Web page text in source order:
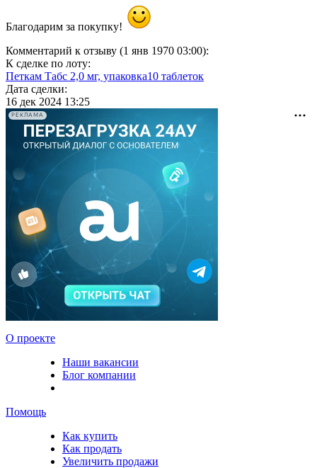
Благодарим за покупку!
Комментарий к отзыву (1 янв 1970 03:00):
К сделке по лоту:
Петкам Табс 2,0 мг, упаковка10 таблеток
Дата сделки:
16 дек 2024 13:25
РЕКЛАМА
О проекте
Наши вакансии
Блог компании
Помощь
Как купить
Как продать
Увеличить продажи